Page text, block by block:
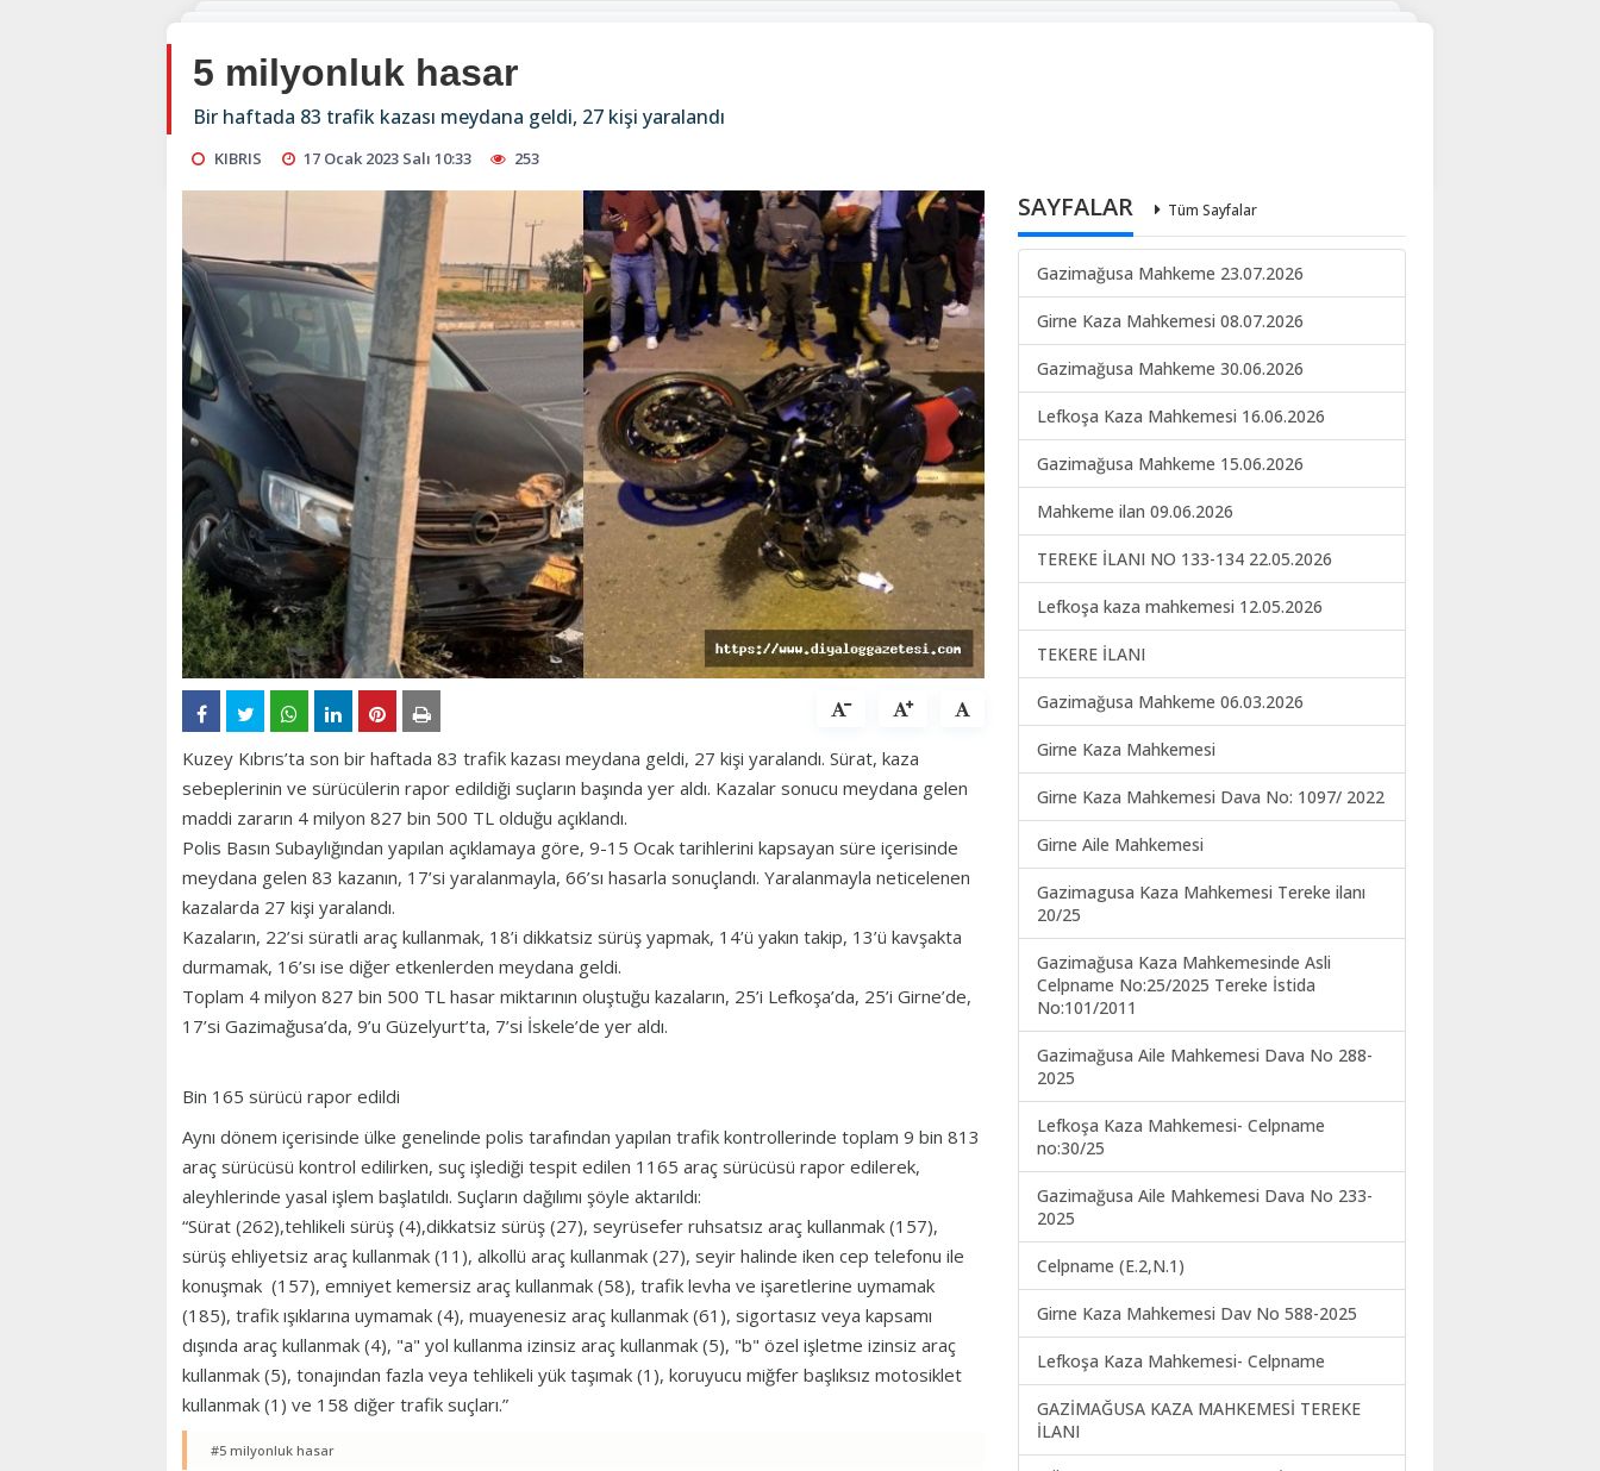
5 milyonluk hasar
Bir haftada 83 trafik kazası meydana geldi, 27 kişi yaralandı
KIBRIS 17 Ocak 2023 Salı 10:33 253
Kuzey Kıbrıs’ta son bir haftada 83 trafik kazası meydana geldi, 27 kişi yaralandı. Sürat, kaza
sebeplerinin ve sürücülerin rapor edildiği suçların başında yer aldı. Kazalar sonucu meydana gelen
maddi zararın 4 milyon 827 bin 500 TL olduğu açıklandı.
Polis Basın Subaylığından yapılan açıklamaya göre, 9-15 Ocak tarihlerini kapsayan süre içerisinde
meydana gelen 83 kazanın, 17’si yaralanmayla, 66’sı hasarla sonuçlandı. Yaralanmayla neticelenen
kazalarda 27 kişi yaralandı.
Kazaların, 22’si süratli araç kullanmak, 18’i dikkatsiz sürüş yapmak, 14’ü yakın takip, 13’ü kavşakta
durmamak, 16’sı ise diğer etkenlerden meydana geldi.
Toplam 4 milyon 827 bin 500 TL hasar miktarının oluştuğu kazaların, 25’i Lefkoşa’da, 25’i Girne’de,
17’si Gazimağusa’da, 9’u Güzelyurt’ta, 7’si İskele’de yer aldı.
Bin 165 sürücü rapor edildi
Aynı dönem içerisinde ülke genelinde polis tarafından yapılan trafik kontrollerinde toplam 9 bin 813
araç sürücüsü kontrol edilirken, suç işlediği tespit edilen 1165 araç sürücüsü rapor edilerek,
aleyhlerinde yasal işlem başlatıldı. Suçların dağılımı şöyle aktarıldı:
“Sürat (262),tehlikeli sürüş (4),dikkatsiz sürüş (27), seyrüsefer ruhsatsız araç kullanmak (157),
sürüş ehliyetsiz araç kullanmak (11), alkollü araç kullanmak (27), seyir halinde iken cep telefonu ile
konuşmak (157), emniyet kemersiz araç kullanmak (58), trafik levha ve işaretlerine uymamak
(185), trafik ışıklarına uymamak (4), muayenesiz araç kullanmak (61), sigortasız veya kapsamı
dışında araç kullanmak (4), "a" yol kullanma izinsiz araç kullanmak (5), "b" özel işletme izinsiz araç
kullanmak (5), tonajından fazla veya tehlikeli yük taşımak (1), koruyucu miğfer başlıksız motosiklet
kullanmak (1) ve 158 diğer trafik suçları.”
#5 milyonluk hasar
SAYFALAR Tüm Sayfalar
Gazimağusa Mahkeme 23.07.2026
Girne Kaza Mahkemesi 08.07.2026
Gazimağusa Mahkeme 30.06.2026
Lefkoşa Kaza Mahkemesi 16.06.2026
Gazimağusa Mahkeme 15.06.2026
Mahkeme ilan 09.06.2026
TEREKE İLANI NO 133-134 22.05.2026
Lefkoşa kaza mahkemesi 12.05.2026
TEKERE İLANI
Gazimağusa Mahkeme 06.03.2026
Girne Kaza Mahkemesi
Girne Kaza Mahkemesi Dava No: 1097/ 2022
Girne Aile Mahkemesi
Gazimagusa Kaza Mahkemesi Tereke ilanı
20/25
Gazimağusa Kaza Mahkemesinde Asli
Celpname No:25/2025 Tereke İstida
No:101/2011
Gazimağusa Aile Mahkemesi Dava No 288-
2025
Lefkoşa Kaza Mahkemesi- Celpname
no:30/25
Gazimağusa Aile Mahkemesi Dava No 233-
2025
Celpname (E.2,N.1)
Girne Kaza Mahkemesi Dav No 588-2025
Lefkoşa Kaza Mahkemesi- Celpname
GAZİMAĞUSA KAZA MAHKEMESİ TEREKE
İLANI